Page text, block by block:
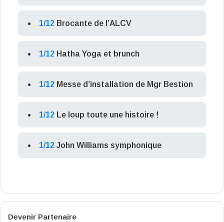
1/12 Brocante de l’ALCV
1/12 Hatha Yoga et brunch
1/12 Messe d’installation de Mgr Bestion
1/12 Le loup toute une histoire !
1/12 John Williams symphonique
Devenir Partenaire